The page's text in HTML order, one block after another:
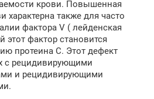
крови. Повышенная
характерна также для часто
фактора V ( лейденская
этот фактор становится
протеина С. Этот дефект
с рецидивирующими
и рецидивирующими